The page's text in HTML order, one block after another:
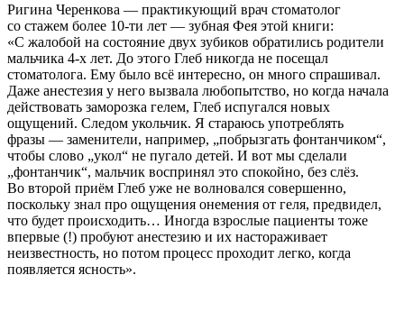
Ригина Черенкова — практикующий врач стоматолог
со стажем более 10-ти лет — зубная Фея этой книги:
«С жалобой на состояние двух зубиков обратились родители
мальчика 4-х лет. До этого Глеб никогда не посещал
стоматолога. Ему было всё интересно, он много спрашивал.
Даже анестезия у него вызвала любопытство, но когда начала
действовать заморозка гелем, Глеб испугался новых
ощущений. Следом укольчик. Я стараюсь употреблять
фразы — заменители, например, „побрызгать фонтанчиком“,
чтобы слово „укол“ не пугало детей. И вот мы сделали
„фонтанчик“, мальчик воспринял это спокойно, без слёз.
Во второй приём Глеб уже не волновался совершенно,
поскольку знал про ощущения онемения от геля, предвидел,
что будет происходить… Иногда взрослые пациенты тоже
впервые (!) пробуют анестезию и их настораживает
неизвестность, но потом процесс проходит легко, когда
появляется ясность».